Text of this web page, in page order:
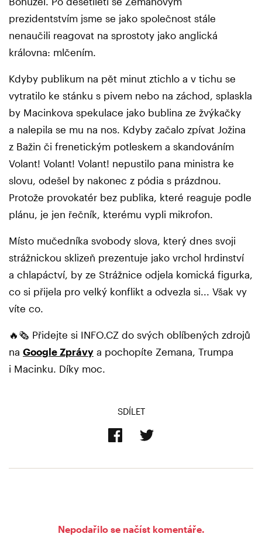
prezidentstvím jsme se jako společnost stále
nenaučili reagovat na sprostoty jako anglická
královna: mlčením.
Kdyby publikum na pět minut ztichlo a v tichu se
vytratilo ke stánku s pivem nebo na záchod, splaskla
by Macinkova spekulace jako bublina ze žvýkačky
a nalepila se mu na nos. Kdyby začalo zpívat Jožina
z Bažin či frenetickým potleskem a skandováním
Volant! Volant! Volant! nepustilo pana ministra ke
slovu, odešel by nakonec z pódia s prázdnou.
Protože provokatér bez publika, které reaguje podle
plánu, je jen řečník, kterému vypli mikrofon.
Místo mučedníka svobody slova, který dnes svoji
strážnickou sklizeň prezentuje jako vrchol hrdinství
a chlapáctví, by ze Strážnice odjela komická figurka,
co si přijela pro velký konflikt a odvezla si... Však vy
víte co.
🔥🗞️ Přidejte si INFO.CZ do svých oblíbených zdrojů
na Google Zprávy a pochopíte Zemana, Trumpa
i Macinku. Díky moc.
SDÍLET
Nepodařilo se načíst komentáře.